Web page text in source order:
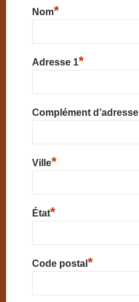
Nom*
Adresse 1*
Complément d’adresse
Ville*
État*
Code postal *